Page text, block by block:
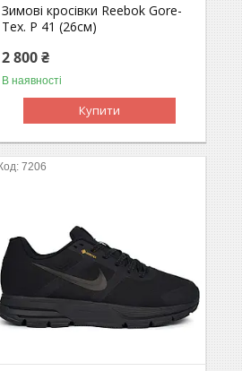
Зимові кросівки Reebok Gore-
Tex. Р 41 (26см)
2 800 ₴
В наявності
Купити
7206